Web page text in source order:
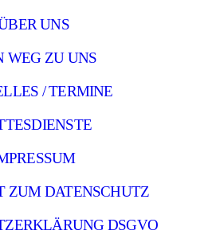
UNS
WEG ZU UNS
/ TERMINE
ZUM DATENSCHUTZ
DSGVO